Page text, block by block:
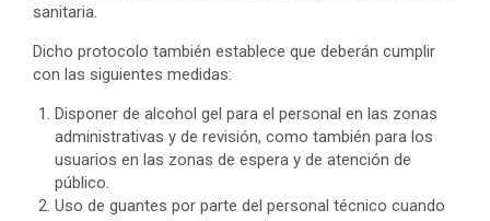
sanitaria.
Dicho protocolo también establece que deberán cumplir
con las siguientes medidas:
Disponer de alcohol gel para el personal en las zonas
administrativas y de revisión, como también para los
usuarios en las zonas de espera y de atención de
público.
Uso de guantes por parte del personal técnico cuando